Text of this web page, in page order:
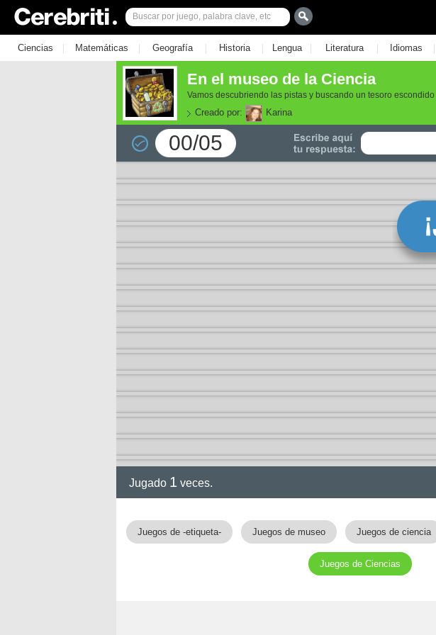
Ciencias | Matemáticas | Geografía | Historia | Lengua | Literatura | Idiomas |
En el museo de la Ciencia
Vamos descubriendo las pistas y buscando un tesoro escondido
Creado por: Karina
00/05
Jugado 1 veces.
Juegos de -etiqueta- Juegos de museo Juegos de ciencia
Juegos de Ciencias